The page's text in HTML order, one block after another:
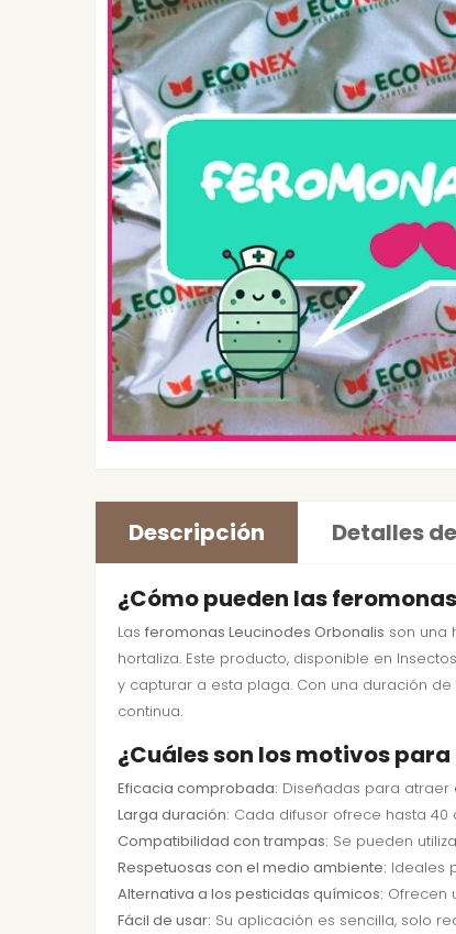
Descripción Detalles
¿Cómo pueden las
Las feromonas Leucinodes Orbonalis son una
hortaliza. Este producto, disponible en
y capturar a esta plaga. Con una duración
continua.
¿Cuáles son los motivos
Eficacia comprobada: Diseñadas para
Larga duración: Cada difusor ofrece hasta
Compatibilidad con trampas: Se pueden
Respetuosas con el medio ambiente: Ideales
Alternativa a los pesticidas químicos: Ofrecen
Fácil de usar: Su aplicación es sencilla, solo